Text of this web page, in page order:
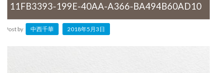
11FB3393-199E-40AA-A366-BA494B60AD10
Post by 中西千華 2018年5月3日